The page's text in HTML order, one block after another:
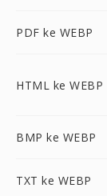
PDF ke WEBP
HTML ke WEBP
BMP ke WEBP
TXT ke WEBP